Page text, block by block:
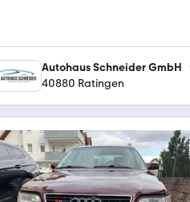
Autohaus Schneider GmbH
40880 Ratingen